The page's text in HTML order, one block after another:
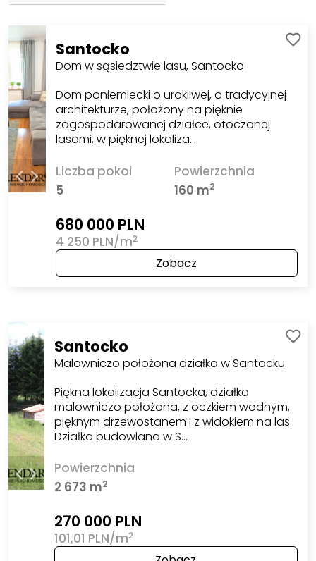
Santocko
Dom w sąsiedztwie lasu, Santocko
Dom poniemiecki o urokliwej, o tradycyjnej
architekturze, położony na pięknie
zagospodarowanej działce, otoczonej
lasami, w pięknej lokaliza…
Liczba pokoi
5
Powierzchnia
160 m2
680 000 PLN
4 250 PLN/m2
Zobacz
Santocko
Malowniczo położona działka w Santocku
Piękna lokalizacja Santocka, działka
malowniczo położona, z oczkiem wodnym,
pięknym drzewostanem i z widokiem na las.
Działka budowlana w S…
Powierzchnia
2 673 m2
270 000 PLN
101,01 PLN/m2